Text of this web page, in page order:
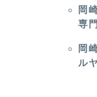
岡
専
岡
ル